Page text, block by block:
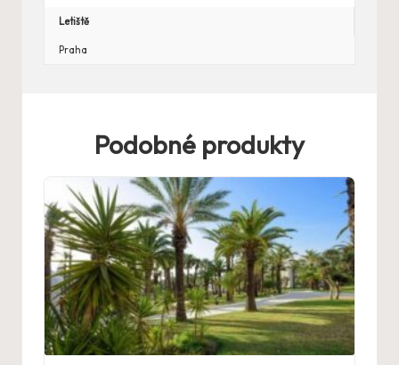
Letiště
Praha
Podobné produkty